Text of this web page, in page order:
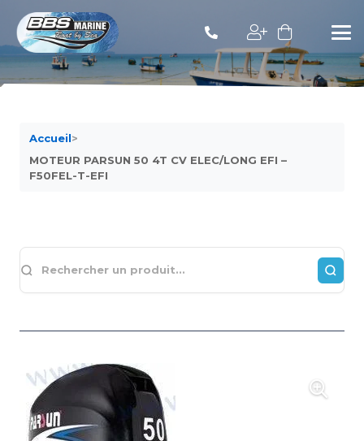
Accueil>
MOTEUR PARSUN 50 4T CV ELEC/LONG EFI –
F50FEL-T-EFI